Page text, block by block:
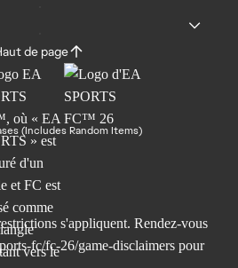
de page
(Includes Random Items)
s'appliquent. Rendez-vous
fc/fc-26/game-disclaimers pour